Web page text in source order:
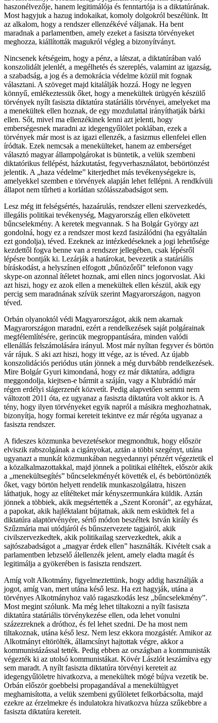
haszonélvezője, hanem legitimálója és fenntartója is a diktatúrának.
Most hagyjuk a hazug indokaikat, komoly dolgokról beszélünk. Itt
az alkalom, hogy a rendszer ellenzékévé váljanak. Ha bent
maradnak a parlamentben, amely ezeket a fasiszta törvényeket
meghozza, kiállították magukról végleg a bizonyítványt.
Nincsenek kétségeim, hogy a pénz, a látszat, a diktatúrában való
konszolidált jelenlét, a megélhetés és szereplés, valamint az igazság,
a szabadság, a jog és a demokrácia védelme közül mit fognak
választani. A szöveget majd kitalálják hozzá. Hogy ne legyen
könnyű, emlékeztessük őket, hogy a menekültek ürügyén készülő
törvények nyílt fasiszta diktatúra statáriális törvényei, amelyeket ma
a menekültek ellen hoznak, de egy mozdulattal irányíthatják bárki
ellen. Sőt, mivel ma ellenzékinek lenni azt jelenti, hogy
emberségesnek maradni az idegengyűlölet poklában, ezek a
törvények már most is az igazi ellenzék, a fasizmus ellenfelei ellen
íródtak. Ezek nemcsak a menekülteket, hanem az emberséget
választó magyar állampolgárokat is büntetik, a velük szembeni
diktatórikus fellépést, házkutatást, fegyverhasználatot, bebörtönzést
jelentik. A „haza védelme” kiterjedhet más tevékenységekre is,
amelyekkel szemben e törvények alapján lehet fellépni. A rendkívüli
állapot nem tűrheti a korlátlan szólásszabadságot sem.
Lesz még itt felségsértés, hazaárulás, rendszer elleni szervezkedés,
illegális politikai tevékenység, Magyarország ellen elkövetett
bűncselekmény. A keretek megvannak. S ha Bolgár György azt
gondolná, hogy ez a rendszer most kezd fasizálódni (ha egyáltalán
ezt gondolja), téved. Ezeknek az intézkedéseknek a jogi lehetősége
kezdettől fogva benne van a rendszer jellegében, csak lépésről
lépésre bontják ki. Lezárják a határokat, bevezetik a statáriális
bíráskodást, a helyszínen elfogott „bűnözőről” telefonon vagy
skype-on azonnal ítéletet hoznak, ami ellen nincs jogorvoslat. Aki
azt hiszi, hogy ez azok ellen a menekültek ellen készül, akik egy
percig sem maradnának szívük szerint Magyarországon, nagyon
téved.
Orbán olyanoktól védi Magyarországot, akik nem akarnak
Magyarországon maradni, ezért a rendelkezések saját polgárainak
megfélemlítésére, gerincük megroppantására, minden valódi
ellenállás felszámolására irányul. Most már nyíltan fegyver és börtön
vár rájuk. S aki azt hiszi, hogy itt vége, az is téved. Az újabb
konszolidációs periódus után jönnek a még durvbább rendelkezések.
Mire Bolgár Gyuri kimondaná, hogy ez már diktatúra, addigra
meggondolja, kiejtsen-e bármit a száján, vagy a Klubrádió már
régen erdélyi slágerzenét közvetít. Pedig alapvetően semmi nem
változott 2011 óta, ez ugyanaz a fasiszta diktatúra volt akkor is. A
tény, hogy ilyen törvényeket egyik napról a másikra meghozhatnak,
bizonyítja, hogy formai kereteit tekintve ez már régóta ugyanaz a
fasiszta rendszer.
A fideszes közmunka bevezetésekor megmondtuk, hogy először
elviszik rabszolgának a cigányokat, aztán a többi szegényt, utána
ugyanazt a munkát közmunkában negyedannyi pénzért végeztetik el
a közalkalmazottakkal, majd jönnek a politikai elítéltek, először akik
a „menekültsegítés” bűncselekményét követték el, és bebörtönözték
őket, vagy börtön helyett rendelik munkaszolgálatra, hiszen
láthatjuk, hogy az elítélteket már kényszermunkára küldik. Aztán
jönnek a többiek, akik megsértették a „Szent Koronát”, az egyházat,
a papokat, akik hajléktalant bújtatnak, akik nem esküdtek fel a
diktatúra alaptörvényére, sértő módon beszéltek István király és
Szűzmária mai utódjáról és bűnszervezete tagjairól, akik
civilszervezkedtek, akik politikailag szervezkedtek, akik a
sajtószabadságot a „magyar érdek ellen” használták. Kivételt csak a
parlamentben lebzselő álellenzék jelent, amely eladta magát és
legitimálja a gyökerében is fasiszta rendszert.
Amíg volt Alkotmány, figyelmeztettünk, hogy addig használják a
jogot, amíg van, mert utána késő lesz. Ha ezt hagyják, utána a
törvényes Alkotmányhoz való ragaszkodás lesz „bűncselekmény”.
Most megint szólunk. Ma még lehet tiltakozni a nyílt fasiszta
diktatúra statáriális törvénykezése ellen, oda lehet vonulni
százezreknek a dróthoz, és fel lehet szedni. De ha most nem
tiltakoznak, utána késő lesz. Nem lesz ekkora mozgástér. Amikor az
Alkotmányt eltörölték, államcsínyt hajtottak végre, akkor a
kommunistázással tették. Pedig ebben az országban a kommunisták
végezték ki az utolsó kommunistákat. Kövér Lászlót leszámítva egy
sem maradt. A nyílt fasiszta diktatúra törvényi kereteit az
idegengyűlöletre hivatkozva, a menekültek mögé bújva vezetik be.
Orbán először goebbelsi propagandával a menekültügyet
meghamisította, a velük szembeni gyűlöletet felkorbácsolta, majd
ezekre az érzelmekre és indulatokra hivatkozva húzza szűkebbre a
fasiszta diktatúra kereteit.